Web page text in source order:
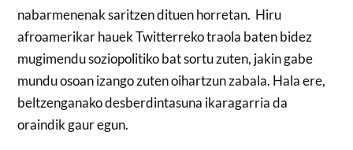
nabarmenenak saritzen dituen horretan. Hiru
afroamerikar hauek Twitterreko traola baten bidez
mugimendu soziopolitiko bat sortu zuten, jakin gabe
mundu osoan izango zuten oihartzun zabala. Hala ere,
beltzenganako desberdintasuna ikaragarria da
oraindik gaur egun.